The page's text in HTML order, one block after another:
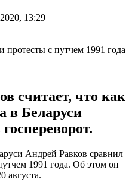
13:29
считает, что как
в Беларуси
Андрей Равков сравнил
1991 года. Об этом он
августа.